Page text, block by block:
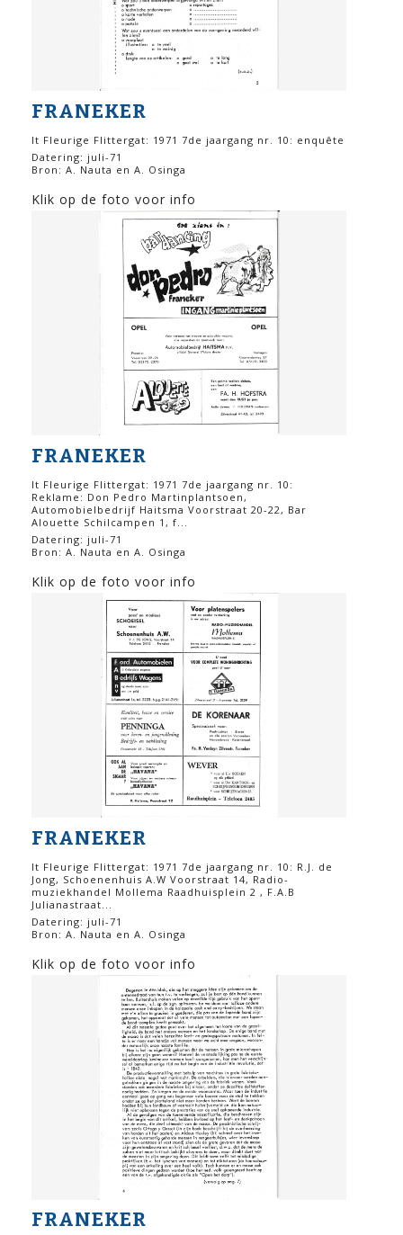
FRANEKER
It Fleurige Flittergat: 1971 7de jaargang nr. 10: enquête
Datering: juli-71
Bron: A. Nauta en A. Osinga
Klik op de foto voor info
FRANEKER
It Fleurige Flittergat: 1971 7de jaargang nr. 10:
Reklame: Don Pedro Martinplantsoen,
Automobielbedrijf Haitsma Voorstraat 20-22, Bar
Alouette Schilcampen 1, f...
Datering: juli-71
Bron: A. Nauta en A. Osinga
Klik op de foto voor info
FRANEKER
It Fleurige Flittergat: 1971 7de jaargang nr. 10: R.J. de
Jong, Schoenenhuis A.W Voorstraat 14, Radio-
muziekhandel Mollema Raadhuisplein 2 , F.A.B
Julianastraat...
Datering: juli-71
Bron: A. Nauta en A. Osinga
Klik op de foto voor info
FRANEKER